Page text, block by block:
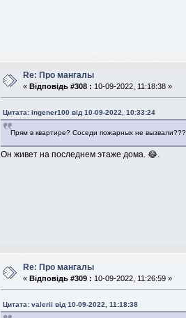
Re: Про мангалы
«Відповідь #308 : 10-09-2022, 11:18:38 »
Цитата: ingener100 від 10-09-2022, 10:33:24
Прям в квартире? Соседи пожарных не вызвали???
Он живет на последнем этаже дома. 😂.
Re: Про мангалы
«Відповідь #309 : 10-09-2022, 11:26:59 »
Цитата: valerii від 10-09-2022, 11:18:38